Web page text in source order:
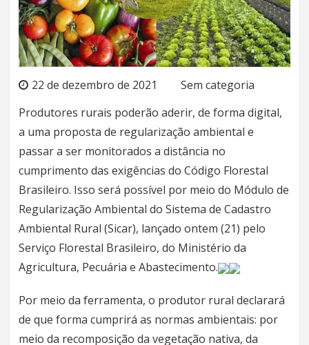
22 de dezembro de 2021
Sem categoria
Produtores rurais poderão aderir, de forma digital,
a uma proposta de regularização ambiental e
passar a ser monitorados a distância no
cumprimento das exigências do Código Florestal
Brasileiro. Isso será possível por meio do Módulo de
Regularização Ambiental do Sistema de Cadastro
Ambiental Rural (Sicar), lançado ontem (21) pelo
Serviço Florestal Brasileiro, do Ministério da
Agricultura, Pecuária e Abastecimento.
Por meio da ferramenta, o produtor rural declarará
de que forma cumprirá as normas ambientais: por
meio da recomposição da vegetação nativa, da